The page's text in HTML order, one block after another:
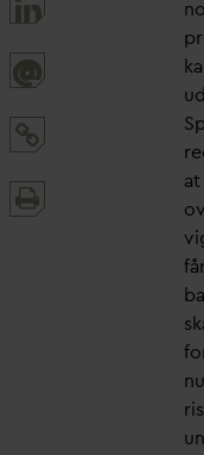
@